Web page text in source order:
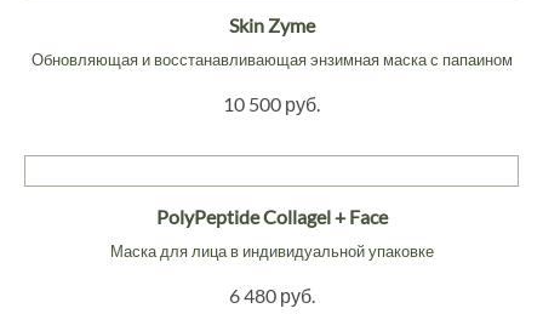
Skin Zyme
Обновляющая и восстанавливающая энзимная маска с папаином
10 500 руб.
PolyPeptide Collagel + Face
Маска для лица в индивидуальной упаковке
6 480 руб.